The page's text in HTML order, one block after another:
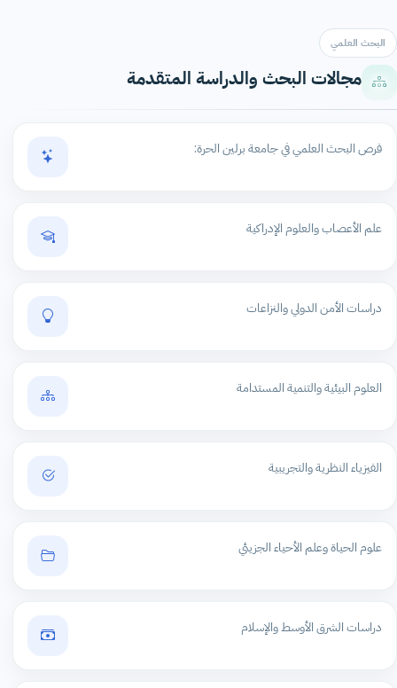
البحث العلمي
مجالات البحث والدراسة المتقدمة
فرص البحث العلمي في جامعة برلين الحرة:
علم الأعصاب والعلوم الإدراكية
دراسات الأمن الدولي والنزاعات
العلوم البيئية والتنمية المستدامة
الفيزياء النظرية والتجريبية
علوم الحياة وعلم الأحياء الجزيئي
دراسات الشرق الأوسط والإسلام